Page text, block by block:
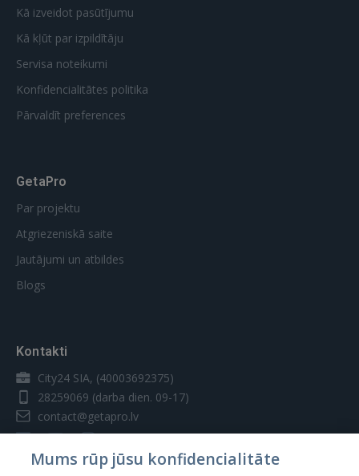
Kā izveidot pasūtījumu
Kā kļūt par izpildītāju
Servisa noteikumi
Konfidencialitātes politika
Pārvaldīt preferences
GetaPro
Par projektu
Atgriezeniskā saite
Jautājumi un atbildes
Blogs
Kontakti
City24 SIA, (40003692375)
28259069 (darba dien. 09-17)
contact@getapro.lv
Mums rūp jūsu konfidencialitāte